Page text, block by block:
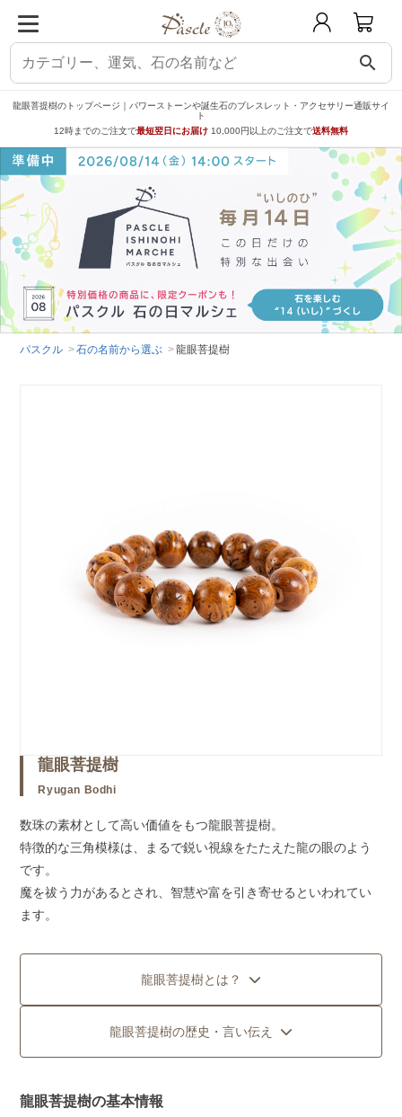
search
龍眼菩提樹のトップページ｜パワーストーンや誕生石のブレスレット・アクセサリー通販サイ
ト
12時までのご注文で最短翌日にお届け 10,000円以上のご注文で送料無料
パスクル 石の名前から選ぶ 龍眼菩提樹
龍眼菩提樹
Ryugan Bodhi
数珠の素材として高い価値をもつ龍眼菩提樹。
特徴的な三角模様は、まるで鋭い視線をたたえた龍の眼のよう
です。
魔を祓う力があるとされ、智慧や富を引き寄せるといわれてい
ます。
龍眼菩提樹とは？
龍眼菩提樹の歴史・言い伝え
龍眼菩提樹の基本情報